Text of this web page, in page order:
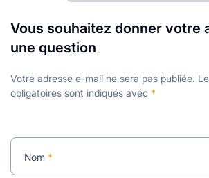
Vous souhaitez donner votre
une question
Votre adresse e-mail ne sera pas publiée.
obligatoires sont indiqués avec *
Nom *